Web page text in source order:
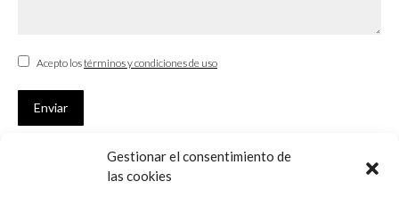
Gestionar el consentimiento de
las cookies
Acepto lostérminos y condiciones de uso
Enviar